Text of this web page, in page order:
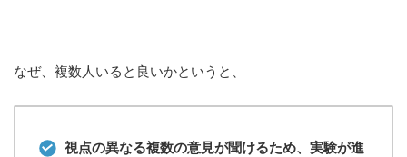
なぜ、複数人いると良いかというと、
視点の異なる複数の意見が聞けるため、実験が進